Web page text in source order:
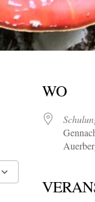
Google Kalender
WO